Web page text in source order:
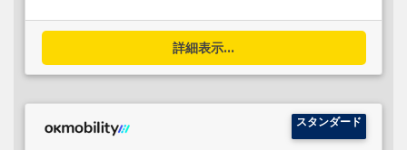
詳細表示...
スタンダード